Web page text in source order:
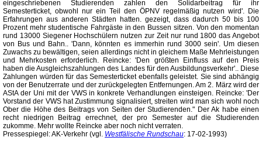
eingeschriebenen Studierenden zahlen den Solidarbeitrag für ihr
Semesterticket, obwohl nur ein Teil den ÖPNV regelmäßig nutzen wird'. Die
Erfahrungen aus anderen Städten hatten. gezeigt, dass dadurch 50 bis 100
Prozent mehr studentische Fahrgäste in den Bussen sitzen. Von den momentan
rund 13000 Siegener Hochschülern nutzen zur Zeit nur rund 1800 das Angebot
von Bus und Bahn.. 'Dann, könnten es immerhin rund 3000 sein'. Um diesen
Zuwachs zu bewältigen, seien allerdings nicht in gleichem Maße Mehrleistungen
und Mehrkosten erforderlich. Reincke: 'Den größten Einfluss auf den Preis
haben die Ausgleichszahlungen des Landes für den Ausbildungsverkehr'.. Diese
Zahlungen würden für das Semesterticket ebenfalls geleistet. Sie sind abhängig
von der Benutzerrate und der zurückgelegten Entfernungen. Am 2. März wird der
AStA der Uni mit der VWS in konkrete Verhandlungen einsteigen. Reincke: 'Der
Vorstand der VWS hat Zustimmung signalisiert, streiten wird man sich wohl noch
Ober die Höhe des Beitrags von Seiten der Studierenden." Der Ak habe einen
recht niedrigen Beitrag errechnet, der pro Semester auf die Studierenden
zukomme. Mehr wollte Reincke aber noch nicht verraten.
Pressespiegel: AK-Verkehr (vgl. Westfälische Rundschau: 17-02-1993)